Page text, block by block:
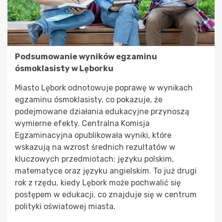
Podsumowanie wyników egzaminu
ósmoklasisty w Lęborku
Miasto Lębork odnotowuje poprawę w wynikach
egzaminu ósmoklasisty, co pokazuje, że
podejmowane działania edukacyjne przynoszą
wymierne efekty. Centralna Komisja
Egzaminacyjna opublikowała wyniki, które
wskazują na wzrost średnich rezultatów w
kluczowych przedmiotach: języku polskim,
matematyce oraz języku angielskim. To już drugi
rok z rzędu, kiedy Lębork może pochwalić się
postępem w edukacji, co znajduje się w centrum
polityki oświatowej miasta.